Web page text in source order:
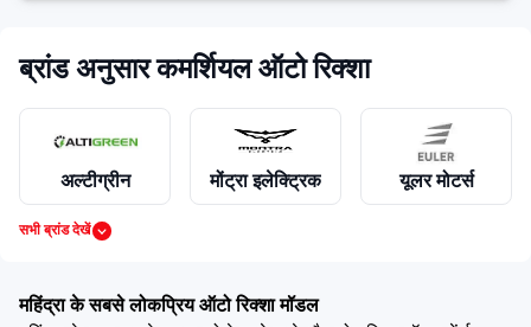
ब्रांड अनुसार कमर्शियल ऑटो रिक्शा
अल्टीग्रीन मोंट्रा इलेक्ट्रिक यूलर मोटर्स
महिंद्रा पियाजियो
सभी ब्रांड देखें
महिंद्रा के सबसे लोकप्रिय ऑटो रिक्शा मॉडल